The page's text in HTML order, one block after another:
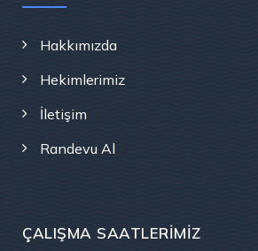
Hakkımızda
Hekimlerimiz
İletişim
Randevu Al
ÇALIŞMA SAATLERIMIZ